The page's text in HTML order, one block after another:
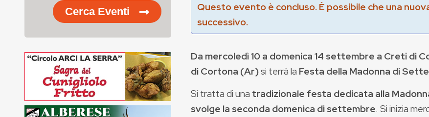
Questo evento è concluso. È possibile che una
successivo.
Da mercoledì 10 a domenica 14 settembre a Creti di
di Cortona (Ar)si terrà la Festa della Madonna di
Si tratta di una tradizionale festa dedicata alla
svolge la seconda domenica di settembre. Si inizia
Cerca Eventi